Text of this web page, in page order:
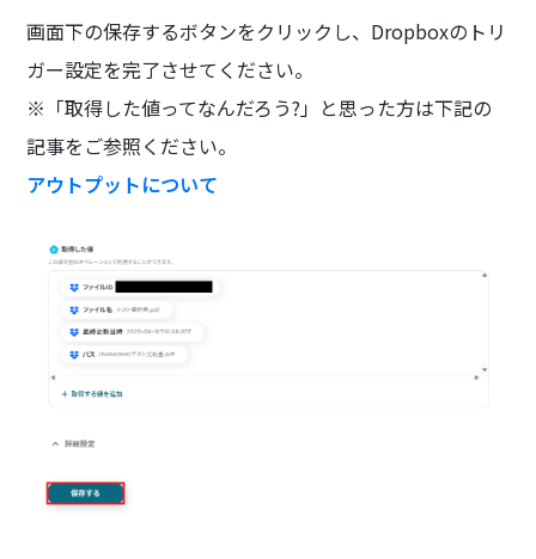
画面下の保存するボタンをクリックし、Dropboxのトリ
ガー設定を完了させてください。
※「取得した値ってなんだろう?」と思った方は下記の
記事をご参照ください。
アウトプットについて